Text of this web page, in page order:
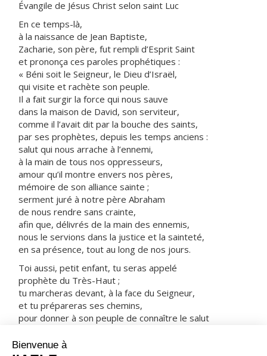
Évangile de Jésus Christ selon saint Luc
En ce temps-là,
à la naissance de Jean Baptiste,
Zacharie, son père, fut rempli d’Esprit Saint
et prononça ces paroles prophétiques :
« Béni soit le Seigneur, le Dieu d’Israël,
qui visite et rachète son peuple.
Il a fait surgir la force qui nous sauve
dans la maison de David, son serviteur,
comme il l’avait dit par la bouche des saints,
par ses prophètes, depuis les temps anciens :
salut qui nous arrache à l’ennemi,
à la main de tous nos oppresseurs,
amour qu’il montre envers nos pères,
mémoire de son alliance sainte ;
serment juré à notre père Abraham
de nous rendre sans crainte,
afin que, délivrés de la main des ennemis,
nous le servions dans la justice et la sainteté,
en sa présence, tout au long de nos jours.
Toi aussi, petit enfant, tu seras appelé
prophète du Très-Haut ;
tu marcheras devant, à la face du Seigneur,
et tu prépareras ses chemins,
pour donner à son peuple de connaître le salut
grâce à la tendresse, à l’amour de notre Dieu,